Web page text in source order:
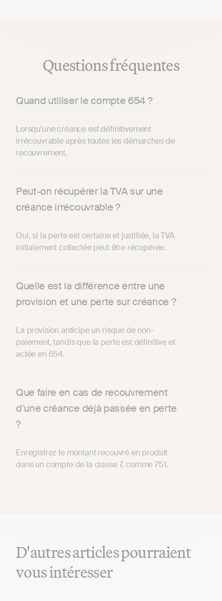
Questions fréquentes
Quand utiliser le compte 654 ?
Lorsqu'une créance est définitivement
irrécouvrable après toutes les démarches de
recouvrement.
Peut-on récupérer la TVA sur une
créance irrécouvrable ?
Oui, si la perte est certaine et justifiée, la TVA
initialement collectée peut être récupérée.
Quelle est la différence entre une
provision et une perte sur créance ?
La provision anticipe un risque de non-
paiement, tandis que la perte est définitive et
actée en 654.
Que faire en cas de recouvrement
d’une créance déjà passée en perte
?
Enregistrez le montant recouvré en produit
dans un compte de la classe 7, comme 751.
D'autres articles pourraient
vous intéresser